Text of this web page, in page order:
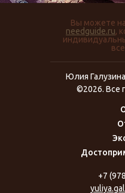
Вы можете
needguide.ru,
Юлия
©2026. Все
+7